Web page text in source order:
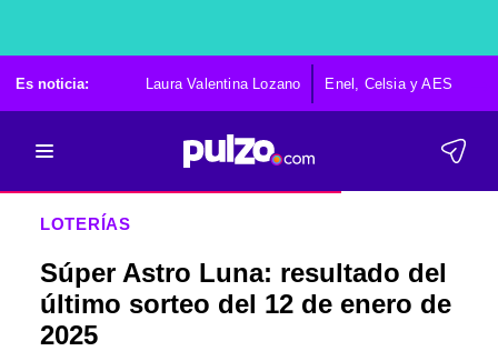
Es noticia: Laura Valentina Lozano Enel, Celsia y AES
LOTERÍAS
Súper Astro Luna: resultado del
último sorteo del 12 de enero de
2025